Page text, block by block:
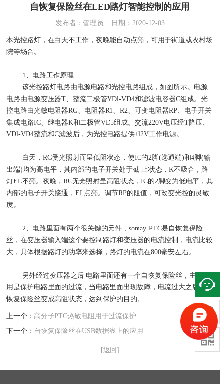
自恢复保险丝在LED路灯智能控制的应用
发布者：管理员 日期：2020-12-03
本光控路灯，在白天不工作，夜晚能自动点亮，可用于街道或农村场
院等场合。
1、电路工作原理
该光控路灯电路由电源电路和光控电路组成，如图所示。电源
电路由电源变压器T、整流二极管VDl-VD4和滤波电容器C组成。光
控电路由光敏电阻器RG、电阻器R1、R2、可变电阻器RP、电子开关
集成电路IC、继电器K和二极管VD5组成。交流220V电压经T降压、
VDl-VD4整流和C滤波后，为光控电路提供+l2V工作电源。
白天，RG受光照射而呈低阻状态，使IC的2脚(选通端)和4脚(输
出端)均为高电平，其内部的电子开关处于截 止状态，K不吸合，路
灯EL不亮。夜晚，RC无光照射呈高阻状态，IC的2脚变为低电平，其
内部的电子开关接通，EL点亮。调节RP的阻值，可改变光控的灵敏
度。
2、电路里面有两个很关键的元件，somay-PTC是自恢复保险
丝，在变压器输入端这个要控制路灯和变压器的电流控制，电流比较
大，具体根据路灯的功率来选择，路灯的电流在800毫安左右。
另外经过变压器之后 电路里面还有一个自恢复保险丝，主要作
用是保护电路里面的过流，当电路里面出现故障，电流过大之后，自
恢复保险丝变成高阻状态，达到保护的目的。
上一个： 高分子PTC热敏电阻用于过流保护
下一个： 自恢复保险丝在USB数据线上的应用
[返回]

